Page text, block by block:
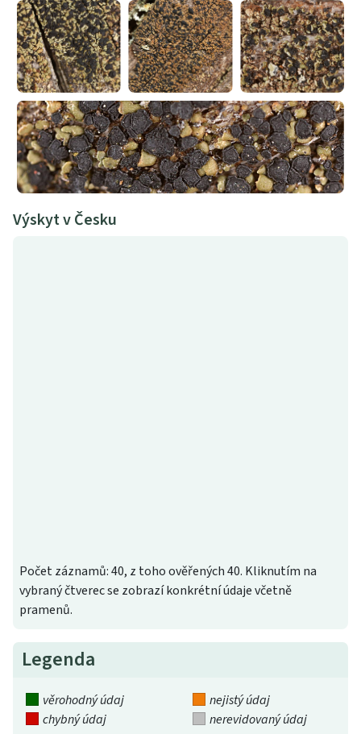
Výskyt v Česku
Počet záznamů: 40, z toho ověřených 40. Kliknutím na
vybraný čtverec se zobrazí konkrétní údaje včetně
pramenů.
Legenda
věrohodný údaj
nejistý údaj
chybný údaj
nerevidovaný údaj